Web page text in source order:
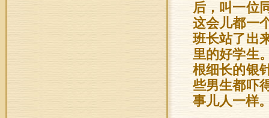
后，叫一位
这会儿都一
班长站了出
里的好学生
根细长的银
些男生都吓
事儿人一样